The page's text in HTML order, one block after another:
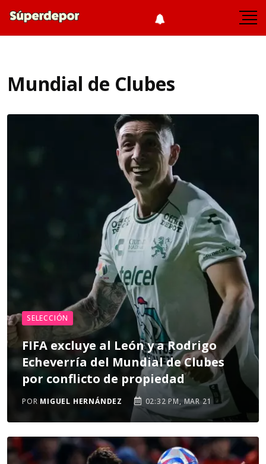
Mundial de Clubes
SELECCIÓN
FIFA excluye al León y a Rodrigo
Echeverría del Mundial de Clubes
por conflicto de propiedad
POR MIGUEL HERNÁNDEZ 02:32 PM, MAR 21